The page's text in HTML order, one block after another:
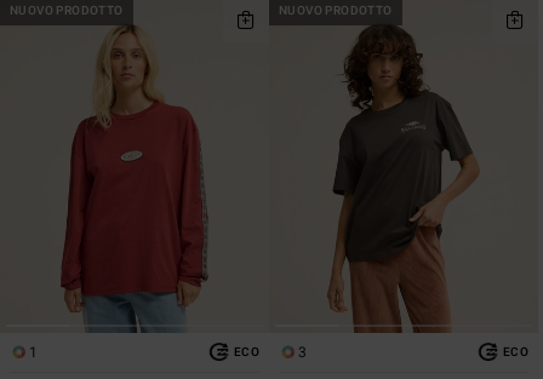
NUOVO PRODOTTO
1 ECO
NUOVO PRODOTTO
3 ECO